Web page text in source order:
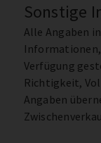
Sonstige
Alle Angaben
Verfügung
Richtigkeit,
Angaben